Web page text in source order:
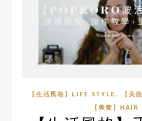
【生活風格】LIFE STYLE , 【美
【美髮】HAIR